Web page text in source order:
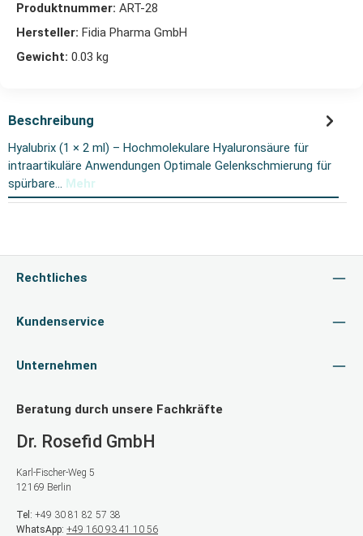
Produktnummer: ART-28
Hersteller: Fidia Pharma GmbH
Gewicht: 0.03 kg
Beschreibung
Hyalubrix (1 × 2 ml) – Hochmolekulare Hyaluronsäure für
intraartikuläre Anwendungen Optimale Gelenkschmierung für
spürbare… Mehr
Rechtliches
Kundenservice
Unternehmen
Beratung durch unsere Fachkräfte
Dr. Rosefid GmbH
Karl-Fischer-Weg 5
12169 Berlin
Tel: +49 30 81 82 57 38
WhatsApp: +49 160 93 41 10 56